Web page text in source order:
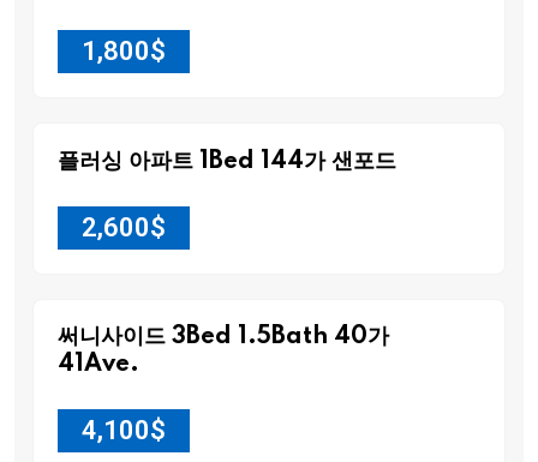
1,800$
플러싱 아파트 1Bed 144가 샌포드
2,600$
써니사이드 3Bed 1.5Bath 40가
41Ave.
4,100$